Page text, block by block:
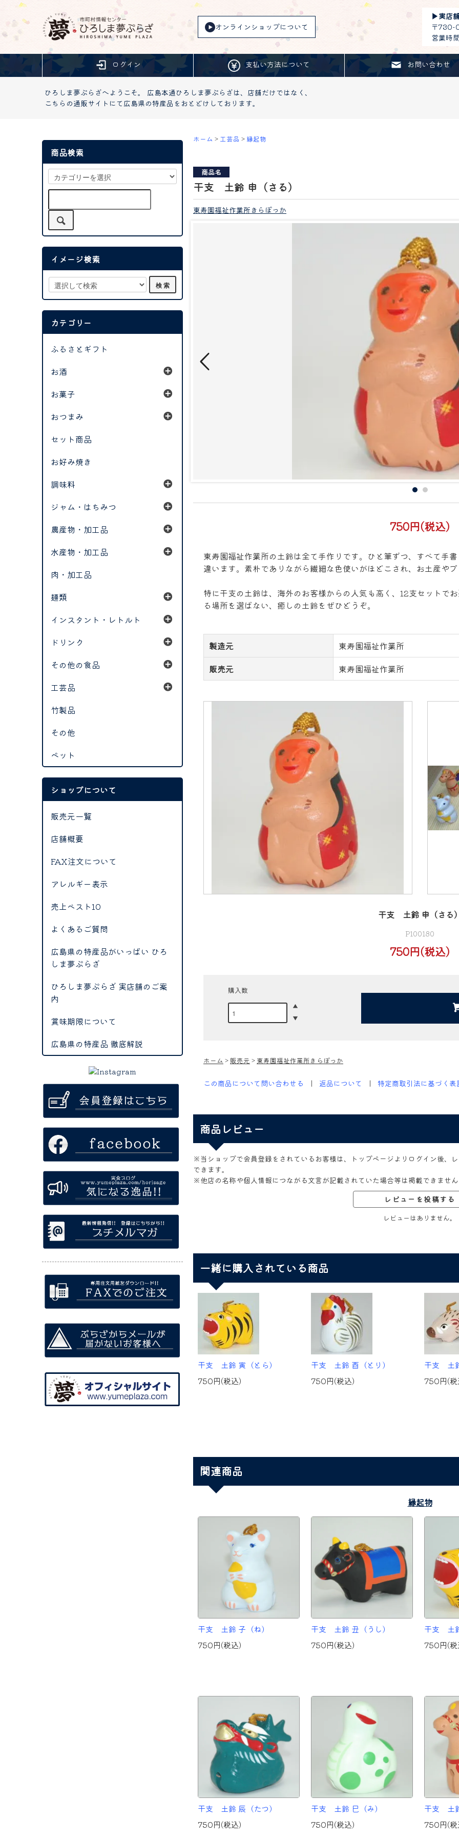
オンラインショップについて
▶︎実店
〒730-
営業時
ログイン 支払い方法について お問い合わせ
ひろしま夢ぷらざへようこそ。 広島本通ひろしま夢ぷらざは、店舗だけではなく、
こちらの通販サイトにて広島県の特産品をおとどけしております。
ホーム > 工芸品 > 縁起物
商品名
干支 土鈴 申（さる）
東寿園福祉作業所きらぽっか
750円(税込)
東寿園福祉作業所の土鈴は全て手作りです。ひと筆ずつ、すべて手
違います。素朴でありながら繊細な色使いがほどこされ、お土産や
特に干支の土鈴は、海外のお客様からの人気も高く、12支セットで
る場所を選ばない、癒しの土鈴をぜひどうぞ。
製造元
東寿園福祉作業所
販売元
東寿園福祉作業所
干支 土鈴 申（さる
P100180
750円(税込)
購入数
ホーム > 販売元 > 東寿園福祉作業所きらぽっか
この商品について問い合わせる 返品について 特定商取引法に基づく表
商品レビュー
※当ショップで会員登録をされているお客様は、トップページよりログイン後、
できます。
※他店の名称や個人情報につながる文言が記載されていた場合等は掲載できませ
レビューを投稿する
レビューはありません。
一緒に購入されている商品
干支 土鈴 寅（とら）
750円(税込)
干支 土鈴 酉（とり）
750円(税込)
干支 土
750円(
関連商品
縁起物
干支 土鈴 子（ね）
750円(税込)
干支 土鈴 丑（うし）
750円(税込)
干支 土
750円(
干支 土鈴 辰（たつ）
750円(税込)
干支 土鈴 巳（み）
750円(税込)
干支 土
750円(
商品検索
イメージ検索
カテゴリー
ふるさとギフト
お酒
お菓子
おつまみ
セット商品
お好み焼き
調味料
ジャム・はちみつ
農産物・加工品
水産物・加工品
肉・加工品
麺類
インスタント・レトルト
ドリンク
その他の食品
工芸品
竹製品
その他
ペット
ショップについて
販売元一覧
店舗概要
FAX注文について
アレルギー表示
売上ベスト10
よくあるご質問
広島県の特産品がいっぱい ひろ
しま夢ぷらざ
ひろしま夢ぷらざ 実店舗のご案
内
賞味期限について
広島県の特産品 徹底解説